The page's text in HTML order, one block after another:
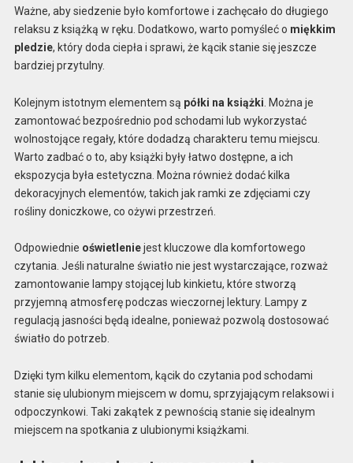
Ważne, aby siedzenie było komfortowe i zachęcało do długiego
relaksu z książką w ręku. Dodatkowo, warto pomyśleć o miękkim
pledzie, który doda ciepła i sprawi, że kącik stanie się jeszcze
bardziej przytulny.
Kolejnym istotnym elementem są półki na książki . Można je
zamontować bezpośrednio pod schodami lub wykorzystać
wolnostojące regały, które dodadzą charakteru temu miejscu.
Warto zadbać o to, aby książki były łatwo dostępne, a ich
ekspozycja była estetyczna. Można również dodać kilka
dekoracyjnych elementów, takich jak ramki ze zdjęciami czy
rośliny doniczkowe, co ożywi przestrzeń.
Odpowiednie oświetleniejest kluczowe dla komfortowego
czytania. Jeśli naturalne światło nie jest wystarczające, rozważ
zamontowanie lampy stojącej lub kinkietu, które stworzą
przyjemną atmosferę podczas wieczornej lektury. Lampy z
regulacją jasności będą idealne, ponieważ pozwolą dostosować
światło do potrzeb.
Dzięki tym kilku elementom, kącik do czytania pod schodami
stanie się ulubionym miejscem w domu, sprzyjającym relaksowi i
odpoczynkowi. Taki zakątek z pewnością stanie się idealnym
miejscem na spotkania z ulubionymi książkami.